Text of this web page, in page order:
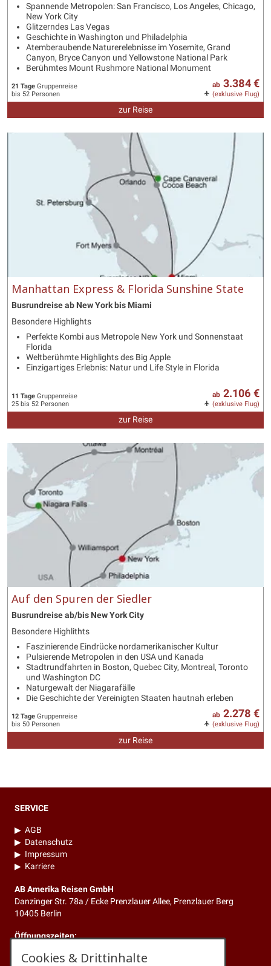
Spannende Metropolen: San Francisco, Los Angeles, Chicago,
New York City
Glitzerndes Las Vegas
Geschichte in Washington und Philadelphia
Atemberaubende Naturerelebnisse im Yosemite, Grand
Canyon, Bryce Canyon und Yellowstone National Park
Berühmtes Mount Rushmore National Monument
21 Tage Gruppenreise
bis 52 Personen
ab 3.384 €
(exklusive Flug)
zur Reise
Manhattan Express & Florida Sunshine State
Busrundreise ab New York bis Miami
Besondere Highlights
Perfekte Kombi aus Metropole New York und Sonnenstaat
Florida
Weltberühmte Highlights des Big Apple
Einzigartiges Erlebnis: Natur und Life Style in Florida
11 Tage Gruppenreise
25 bis 52 Personen
ab 2.106 €
(exklusive Flug)
zur Reise
Auf den Spuren der Siedler
Busrundreise ab/bis New York City
Besondere Highlithts
Faszinierende Eindrücke nordamerikanischer Kultur
Pulsierende Metropolen in den USA und Kanada
Stadtrundfahrten in Boston, Quebec City, Montreal, Toronto
und Washington DC
Naturgewalt der Niagarafälle
Die Geschichte der Vereinigten Staaten hautnah erleben
12 Tage Gruppenreise
bis 50 Personen
ab 2.278 €
(exklusive Flug)
zur Reise
SERVICE
▶ AGB
▶ Datenschutz
▶ Impressum
▶ Karriere
AB Amerika Reisen GmbH
Danzinger Str. 78a / Ecke Prenzlauer Allee, Prenzlauer Berg
10405 Berlin
Öffnungszeiten:
Cookies & Drittinhalte